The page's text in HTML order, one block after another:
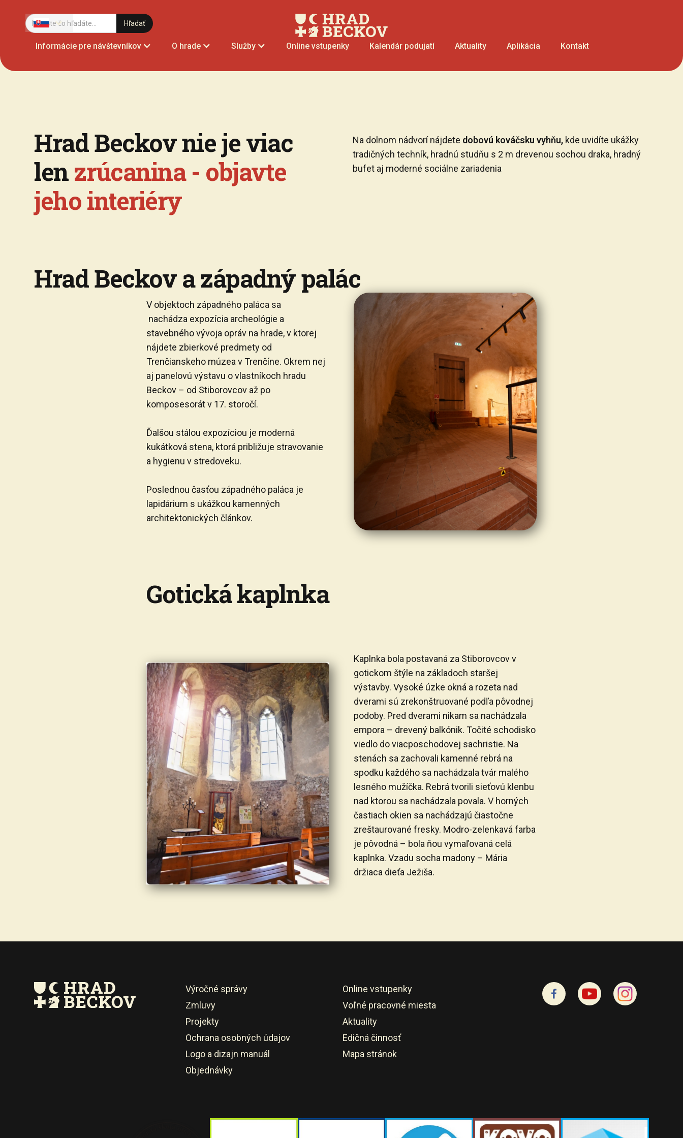
Informácie pre návštevníkov O hrade Služby Online vstupenky Kalendár podujatí Aktuality Aplikácia Kontakt
Hrad Beckov nie je viac
lenzrúcanina - objavte
jeho interiéry
Na dolnom nádvorí nájdete dobovú kováčsku vyhňu,kde uvidíte ukážky
tradičných techník, hradnú studňu s 2 m drevenou sochou draka, hradný
bufet aj moderné sociálne zariadenia
Hrad Beckov a západný palác
V objektoch západného paláca sa
nachádza expozícia archeológie a
stavebného vývoja opráv na hrade, v ktorej
nájdete zbierkové predmety od
Trenčianskeho múzea v Trenčíne. Okrem nej
aj panelovú výstavu o vlastníkoch hradu
Beckov – od Stiborovcov až po
komposesorát v 17. storočí.
Ďalšou stálou expozíciou je moderná
kukátková stena, ktorá približuje stravovanie
a hygienu v stredoveku.
Poslednou časťou západného paláca je
lapidárium s ukážkou kamenných
architektonických článkov.
Gotická kaplnka
Kaplnka bola postavaná za Stiborovcov v
gotickom štýle na základoch staršej
výstavby. Vysoké úzke okná a rozeta nad
dverami sú zrekonštruované podľa pôvodnej
podoby. Pred dverami nikam sa nachádzala
empora – drevený balkónik. Točité schodisko
viedlo do viacposchodovej sachristie. Na
stenách sa zachovali kamenné rebrá na
spodku každého sa nachádzala tvár malého
lesného mužíčka. Rebrá tvorili sieťovú klenbu
nad ktorou sa nachádzala povala. V horných
častiach okien sa nachádzajú čiastočne
zreštaurované fresky. Modro-zelenkavá farba
je pôvodná – bola ňou vymaľovaná celá
kaplnka. Vzadu socha madony – Mária
držiaca dieťa Ježiša.
Výročné správy
Online vstupenky
Zmluvy
Voľné pracovné miesta
Projekty
Aktuality
Ochrana osobných údajov
Edičná činnosť
Logo a dizajn manuál
Mapa stránok
Objednávky